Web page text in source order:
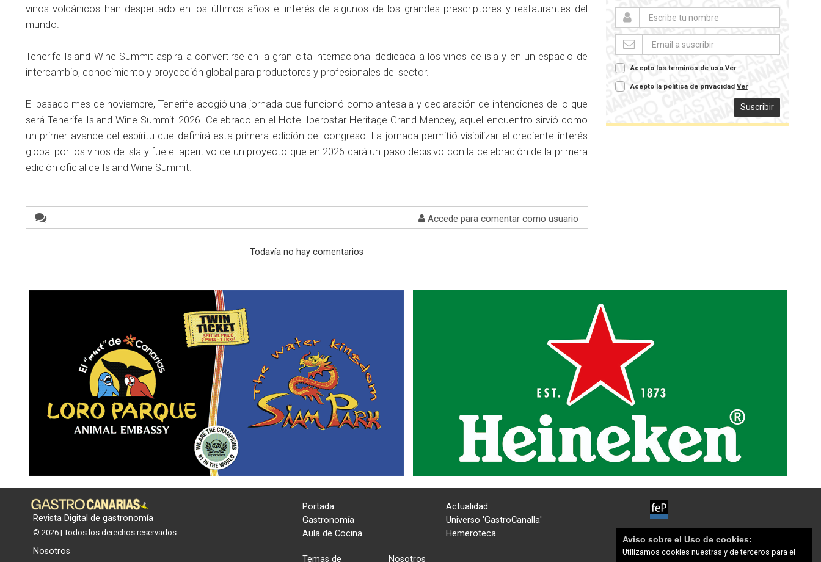
vinos volcánicos han despertado en los últimos años el interés de algunos de los grandes prescriptores y restaurantes del
mundo.
Tenerife Island Wine Summit aspira a convertirse en la gran cita internacional dedicada a los vinos de isla y en un espacio de
intercambio, conocimiento y proyección global para productores y profesionales del sector.
El pasado mes de noviembre, Tenerife acogió una jornada que funcionó como antesala y declaración de intenciones de lo que
será Tenerife Island Wine Summit 2026. Celebrado en el Hotel Iberostar Heritage Grand Mencey, aquel encuentro sirvió como
un primer avance del espíritu que definirá esta primera edición del congreso. La jornada permitió visibilizar el creciente interés
global por los vinos de isla y fue el aperitivo de un proyecto que en 2026 dará un paso decisivo con la celebración de la primera
edición oficial de Island Wine Summit.
Accede para comentar como usuario
Todavía no hay comentarios
Acepto los terminos de uso Ver
Acepto la política de privacidad Ver
Suscribir
Revista Digital de gastronomía
© 2026 | Todos los derechos reservados
Nosotros
Portada
Actualidad
Gastronomía
Universo 'GastroCanalla'
Aula de Cocina
Hemeroteca
Temas de Nosotros
Aviso sobre el Uso de cookies:
Utilizamos cookies nuestras y de terceros para el